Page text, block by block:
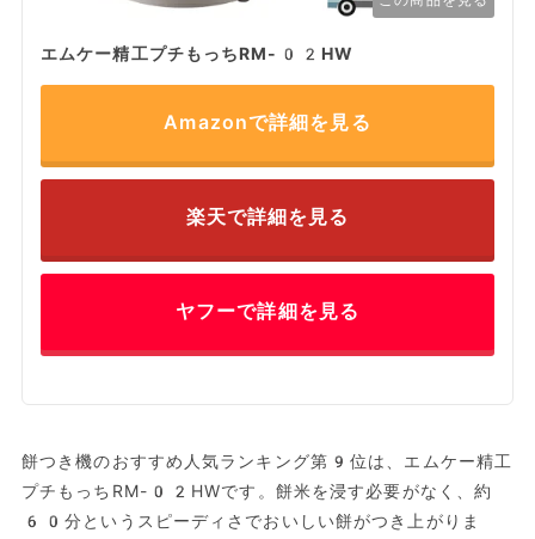
エムケー精工プチもっちRM-02HW
Amazonで詳細を見る
楽天で詳細を見る
ヤフーで詳細を見る
餅つき機のおすすめ人気ランキング第9位は、エムケー精工
プチもっちRM-02HWです。餅米を浸す必要がなく、約
60分というスピーディさでおいしい餅がつき上がりま